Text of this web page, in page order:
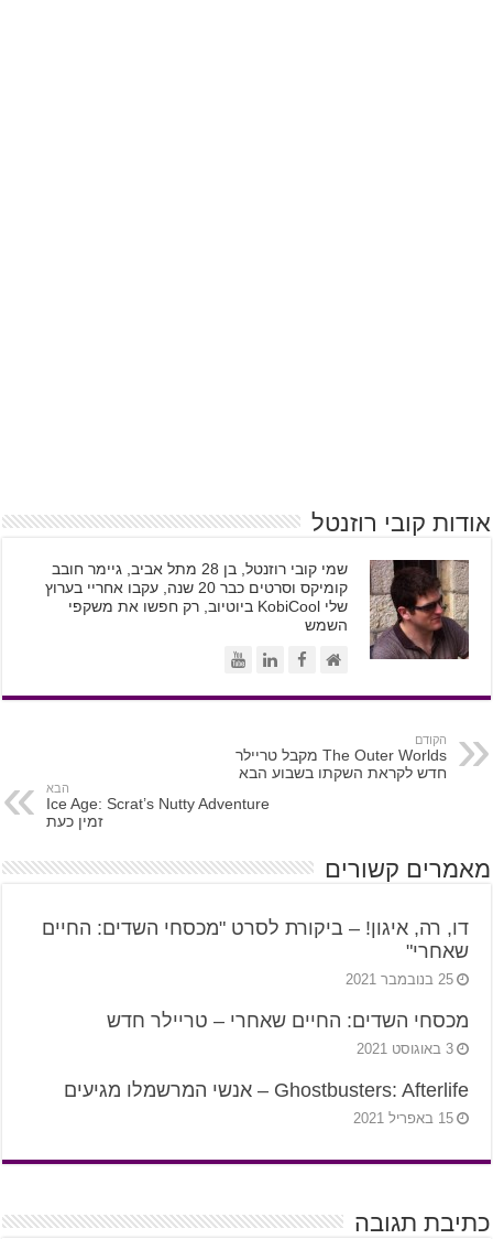
אודות קובי רוזנטל
שמי קובי רוזנטל, בן 28 מתל אביב, גיימר חובב
קומיקס וסרטים כבר 20 שנה, עקבו אחריי בערוץ
שלי KobiCool ביוטיוב, רק חפשו את משקפי
השמש
הקודם
The Outer Worlds מקבל טריילר
חדש לקראת השקתו בשבוע הבא
הבא
Ice Age: Scrat’s Nutty Adventure
זמין כעת
מאמרים קשורים
דו, רה, איגון! – ביקורת לסרט "מכסחי השדים: החיים
שאחרי"
25 בנובמבר 2021
מכסחי השדים: החיים שאחרי – טריילר חדש
3 באוגוסט 2021
Ghostbusters: Afterlife – אנשי המרשמלו מגיעים
15 באפריל 2021
כתיבת תגובה